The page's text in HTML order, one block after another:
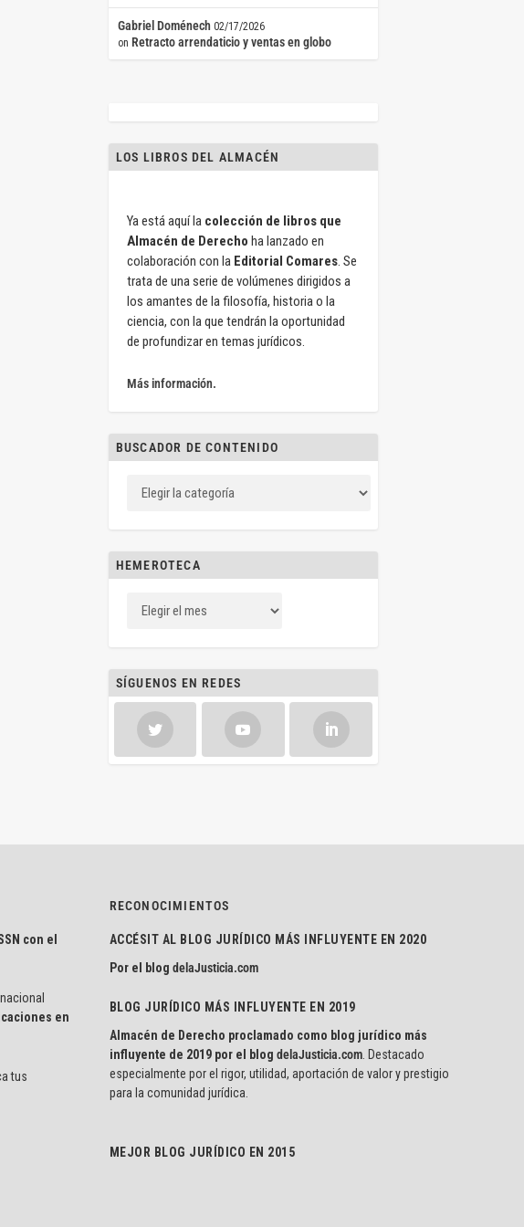
Gabriel Doménech 02/17/2026
on Retracto arrendaticio y ventas en globo
LOS LIBROS DEL ALMACÉN
Ya está aquí la colección de libros que
Almacén de Derecho ha lanzado en
colaboración con la Editorial Comares. Se
trata de una serie de volúmenes dirigidos a
los amantes de la filosofía, historia o la
ciencia, con la que tendrán la oportunidad
de profundizar en temas jurídicos.
Más información.
BUSCADOR DE CONTENIDO
HEMEROTECA
SÍGUENOS EN REDES
con el
en
tus
RECONOCIMIENTOS
ACCÉSIT AL BLOG JURÍDICO MÁS INFLUYENTE EN 2020
Por el blog delaJusticia.com
BLOG JURÍDICO MÁS INFLUYENTE EN 2019
Almacén de Derecho proclamado como blog jurídico más
influyente de 2019 por el blog delaJusticia.com. Destacado
especialmente por el rigor, utilidad, aportación de valor y prestigio
para la comunidad jurídica.
MEJOR BLOG JURÍDICO EN 2015